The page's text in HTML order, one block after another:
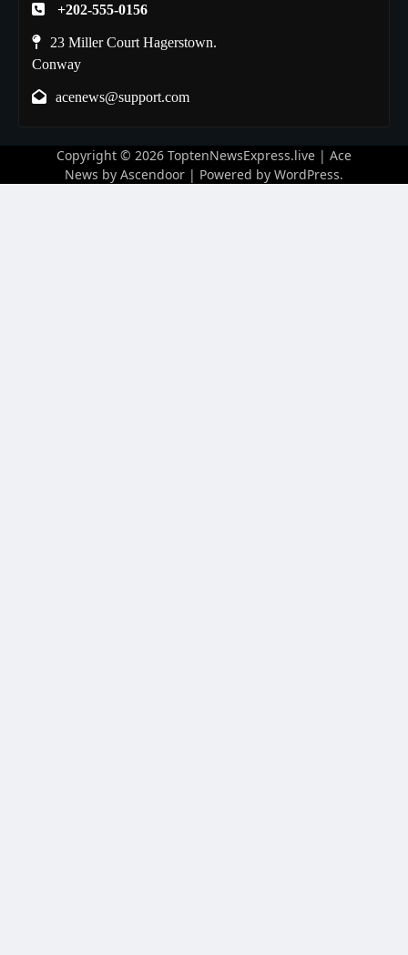
+202-555-0156
23 Miller Court Hagerstown.
Conway
acenews@support.com
Copyright © 2026 ToptenNewsExpress.live | Ace
News by Ascendoor | Powered by WordPress.